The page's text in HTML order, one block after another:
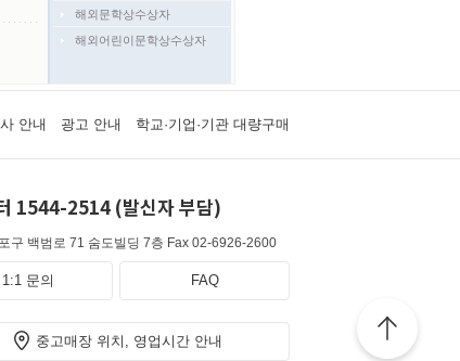
해외문학상수상자
해외어린이문학상수상자
안내 광고 안내 학교·기업·기관 대량구매
1544-2514 (발신자 부담)
구 백범로 71 숨도빌딩 7층 Fax 02-6926-2600
1:1 문의 FAQ
중고매장 위치, 영업시간 안내